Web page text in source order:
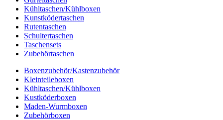
Kühltaschen/Kühlboxen
Kunstködertaschen
Rutentaschen
Schultertaschen
Taschensets
Zubehörtaschen
Boxenzubehör/Kastenzubehör
Kleinteileboxen
Kühltaschen/Kühlboxen
Kustköderboxen
Maden-Wurmboxen
Zubehörboxen